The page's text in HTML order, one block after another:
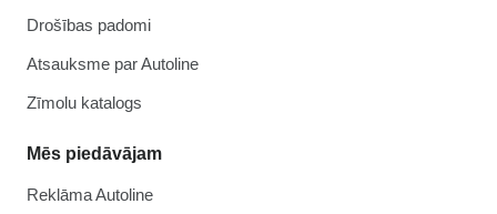
Drošības padomi
Atsauksme par Autoline
Zīmolu katalogs
Mēs piedāvājam
Reklāma Autoline